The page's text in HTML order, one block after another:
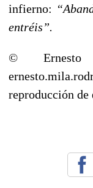
infierno:
entréis”.
©
reproducción